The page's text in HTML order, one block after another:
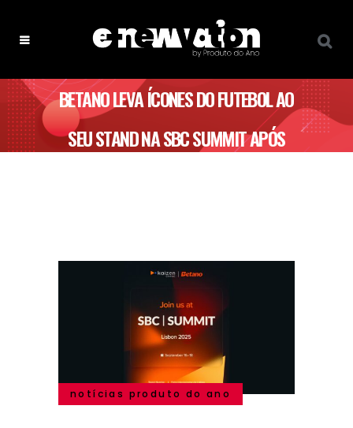
BETANO LEVA ÍCONES DO FUTEBOL AO
SEU STAND NA SBC SUMMIT APÓS
notícias produto do ano